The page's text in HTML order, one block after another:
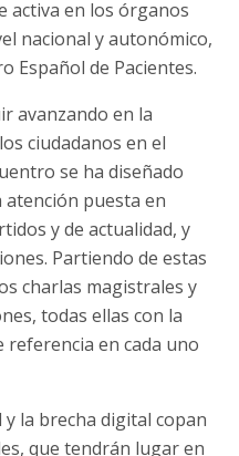
activa en los órganos
nacional y autonómico,
Español de Pacientes.
avanzando en la
ciudadanos en el
se ha diseñado
atención puesta en
y de actualidad, y
Partiendo de estas
charlas magistrales y
todas ellas con la
en cada uno
la brecha digital copan
que tendrán lugar en